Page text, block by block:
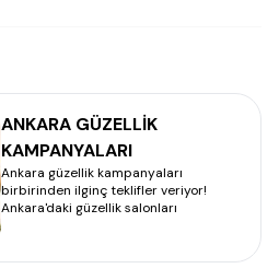
ANKARA GÜZELLİK
KAMPANYALARI
Ankara güzellik kampanyaları
birbirinden ilginç teklifler veriyor!
Ankara'daki güzellik salonları